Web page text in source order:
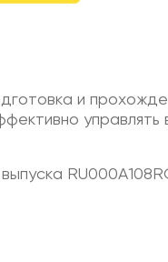
и
управлять